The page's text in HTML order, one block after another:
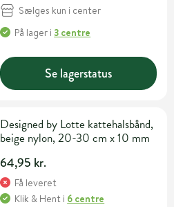
Sælges kun i center
På lager i3 centre
Se lagerstatus
Designed by Lotte kattehalsbånd,
beige nylon, 20-30 cm x 10 mm
64,95 kr.
Få leveret
Klik & Hent i 6 centre